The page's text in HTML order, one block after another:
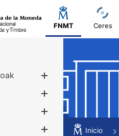
FNMT Ceres
Inicio